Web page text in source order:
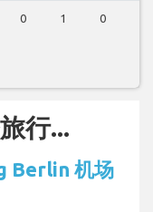
0 1 0
行...
Berlin 机场